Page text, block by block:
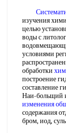
изучения
целью
воды с
условиями
обработки
построение
составление
Наи-больщий
изменения
содержания
бром, иод,